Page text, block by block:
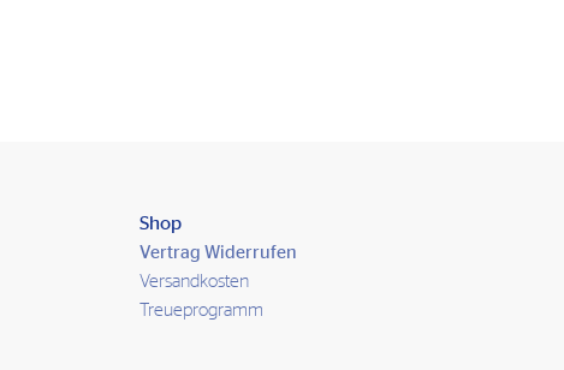
Shop
Vertrag Widerrufen
Versandkosten
Treueprogramm